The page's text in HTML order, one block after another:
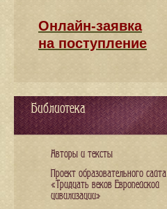
Онлайн-заявка
на поступление
Библиотека
Авторы и тексты
Проект образовательного сайта
«Тридцать веков Европейской
цивилизации»